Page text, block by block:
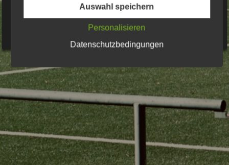
Kontakt
Auswahl speichern
Personalisieren
Datenschutzbedingungen